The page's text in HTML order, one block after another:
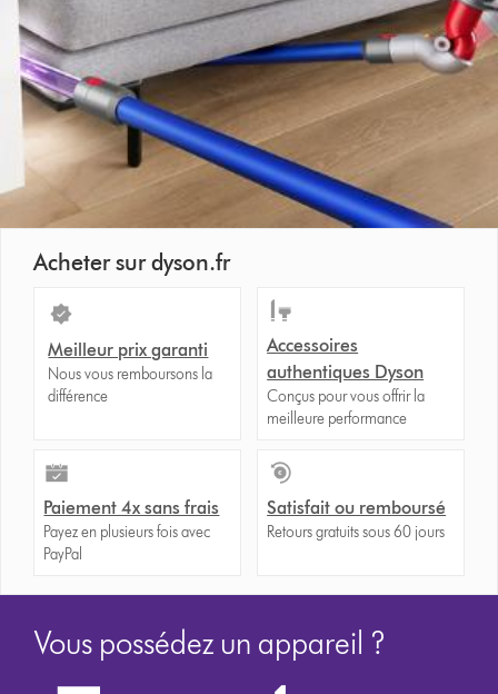
Acheter sur dyson.fr
Meilleur prix garanti
Nous vous remboursons la
différence
Accessoires
authentiques Dyson
Conçus pour vous offrir la
meilleure performance
Paiement 4x sans frais
Payez en plusieurs fois avec
PayPal
Satisfait ou remboursé
Retours gratuits sous 60 jours
Vous possédez un appareil ?